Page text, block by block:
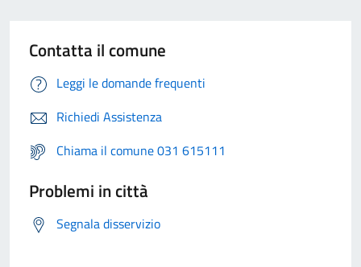
Contatta il comune
Leggi le domande frequenti
Richiedi Assistenza
Chiama il comune 031 615111
Problemi in città
Segnala disservizio